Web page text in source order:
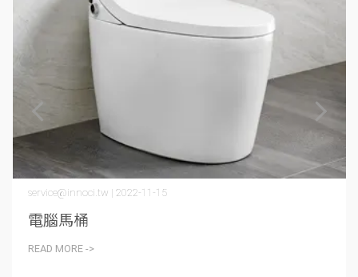
service@innoci.tw | 2022-11-15
電腦馬桶
READ MORE ->